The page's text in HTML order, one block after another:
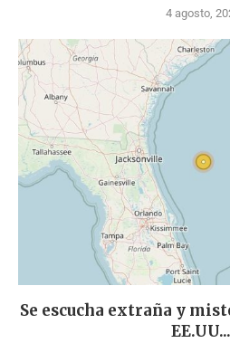
4 agosto,
Se escucha extraña y